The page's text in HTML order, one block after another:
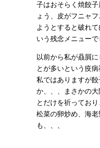
子はおそらく焼餃
ょう、皮がフニャ
ようとすると破れ
いう残念メニューで
以前から私が贔屓
とが多いという疫
私ではありますが
か、、、まさかの
とだけを祈っており
松菜の卵炒め、海
も、、、